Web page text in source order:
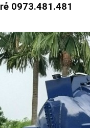
0973.481.481